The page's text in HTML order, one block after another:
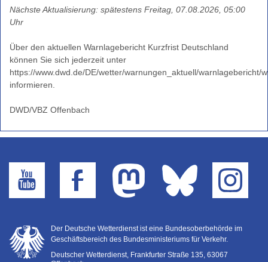
Nächste Aktualisierung: spätestens Freitag, 07.08.2026, 05:00
Uhr
Über den aktuellen Warnlagebericht Kurzfrist Deutschland
können Sie sich jederzeit unter
https://www.dwd.de/DE/wetter/warnungen_aktuell/warnlagebericht/
informieren.
DWD/VBZ Offenbach
Der Deutsche Wetterdienst ist eine Bundesoberbehörde im
Geschäftsbereich des Bundesministeriums für Verkehr.
Deutscher Wetterdienst, Frankfurter Straße 135, 63067